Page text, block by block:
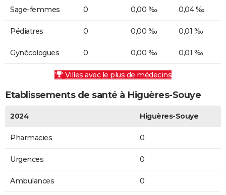
Sage-femmes 0 0,00 ‰ 0,04 ‰
Pédiatres 0 0,00 ‰ 0,01 ‰
Gynécologues 0 0,00 ‰ 0,01 ‰
Villes avec le plus de médecins
Etablissements de santé à Higuères-Souye
2024 Higuères-Souye
Pharmacies 0
Urgences 0
Ambulances 0